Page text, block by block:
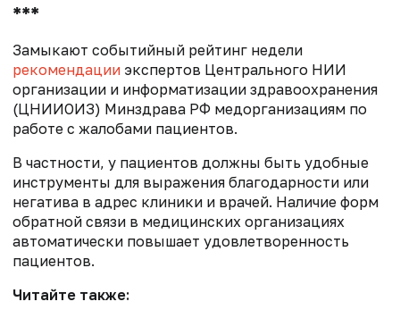
***
Замыкают событийный рейтинг недели
рекомендации экспертов Центрального НИИ
организации и информатизации здравоохранения
(ЦНИИОИЗ) Минздрава РФ медорганизациям по
работе с жалобами пациентов.
В частности, у пациентов должны быть удобные
инструменты для выражения благодарности или
негатива в адрес клиники и врачей. Наличие форм
обратной связи в медицинских организациях
автоматически повышает удовлетворенность
пациентов.
Читайте также: